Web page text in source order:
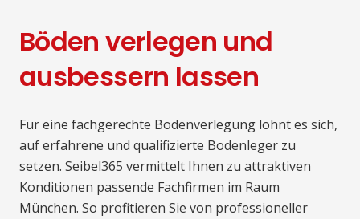
Böden verlegen und
ausbessern lassen
Für eine fachgerechte Bodenverlegung lohnt es sich,
auf erfahrene und qualifizierte Bodenleger zu
setzen. Seibel365 vermittelt Ihnen zu attraktiven
Konditionen passende Fachfirmen im Raum
München. So profitieren Sie von professioneller